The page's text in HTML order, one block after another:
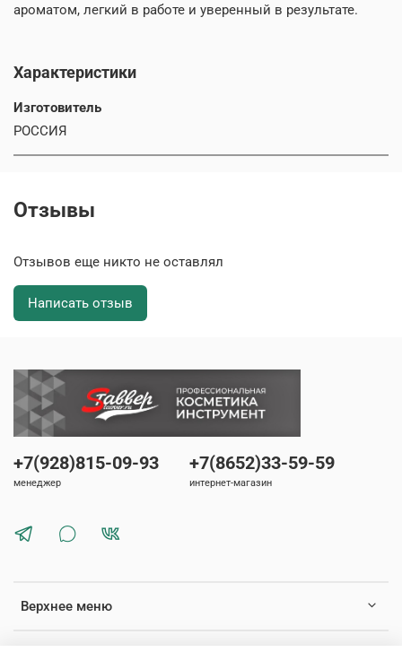
ароматом, легкий в работе и уверенный в результате.
Характеристики
Изготовитель
РОССИЯ
Отзывы
Отзывов еще никто не оставлял
Написать отзыв
Верхнее меню
+7(928)815-09-93
менеджер
+7(8652)33-59-59
интернет-магазин